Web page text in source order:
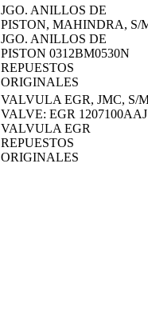
JGO. ANILLOS DE
PISTON, MAHINDRA, S/
JGO. ANILLOS DE
PISTON 0312BM0530N
REPUESTOS
ORIGINALES
VALVULA EGR, JMC, S/
VALVE: EGR 1207100AAJ
VALVULA EGR
REPUESTOS
ORIGINALES